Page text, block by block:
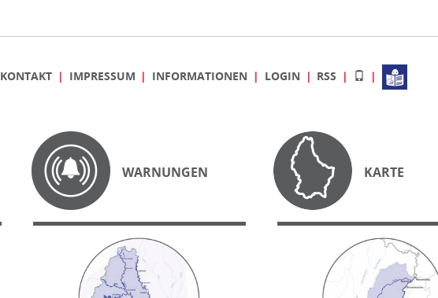
KONTAKT IMPRESSUM INFORMATIONEN LOGIN RSS
WARNUNGEN KARTE